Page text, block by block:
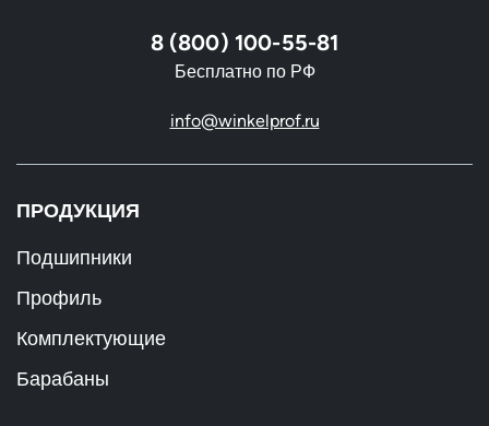
8 (800) 100-55-81
Бесплатно по РФ
info@winkelprof.ru
ПРОДУКЦИЯ
Подшипники
Профиль
Комплектующие
Барабаны